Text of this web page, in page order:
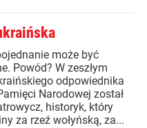
może być
Powód? W zeszłym
odpowiednika
Narodowej został
historyk, który
za rzeź wołyńską, za...